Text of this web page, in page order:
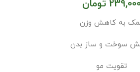
تومان
به کاهش وزن
سوخت و ساز بدن
تقویت مو